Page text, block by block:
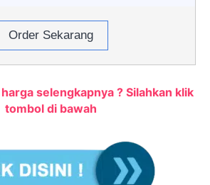
Order Sekarang
selengkapnya ? Silahkan klik
tombol di bawah